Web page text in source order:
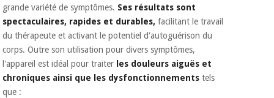
grande variété de symptômes. Ses résultats sont
spectaculaires, rapides et durables, facilitant le travail
du thérapeute et activant le potentiel d'autoguérison du
corps. Outre son utilisation pour divers symptômes,
l'appareil est idéal pour traiter les douleurs aiguës et
chroniques ainsi que les dysfonctionnements tels
que :